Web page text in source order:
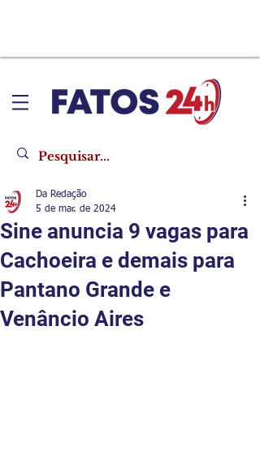
Sine anuncia 9 vagas para
Cachoeira e demais para
Pantano Grande e
Venâncio Aires
Da Redação
5 de mar. de 2024